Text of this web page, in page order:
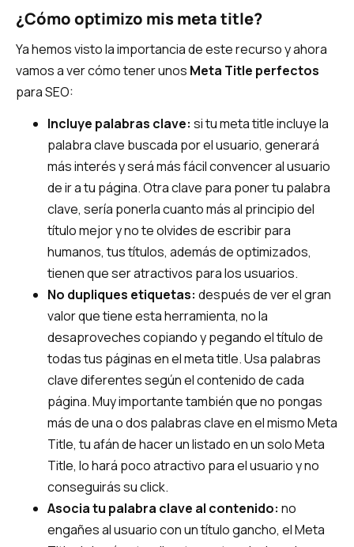
¿Cómo optimizo mis meta title?
Ya hemos visto la importancia de este recurso y ahora
vamos a ver cómo tener unos Meta Title perfectos
para SEO:
Incluye palabras clave: si tu meta title incluye la
palabra clave buscada por el usuario, generará
más interés y será más fácil convencer al usuario
de ir a tu página. Otra clave para poner tu palabra
clave, sería ponerla cuanto más al principio del
título mejor y no te olvides de escribir para
humanos, tus títulos, además de optimizados,
tienen que ser atractivos para los usuarios.
No dupliques etiquetas: después de ver el gran
valor que tiene esta herramienta, no la
desaproveches copiando y pegando el título de
todas tus páginas en el meta title. Usa palabras
clave diferentes según el contenido de cada
página. Muy importante también que no pongas
más de una o dos palabras clave en el mismo Meta
Title, tu afán de hacer un listado en un solo Meta
Title, lo hará poco atractivo para el usuario y no
conseguirás su click.
Asocia tu palabra clave al contenido: no
engañes al usuario con un título gancho, el Meta